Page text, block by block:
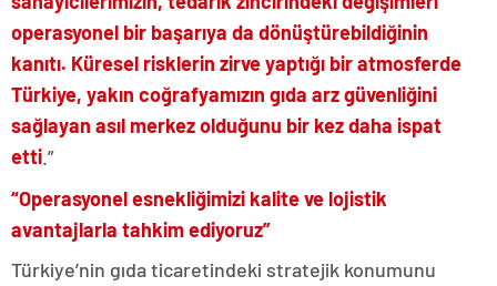
operasyonel bir başarıya da dönüştürebildiğinin
kanıtı. Küresel risklerin zirve yaptığı bir atmosferde
Türkiye, yakın coğrafyamızın gıda arz güvenliğini
sağlayan asıl merkez olduğunu bir kez daha ispat
etti .”
“Operasyonel esnekliğimizi kalite ve lojistik
avantajlarla tahkim ediyoruz”
Türkiye’nin gıda ticaretindeki stratejik konumunu